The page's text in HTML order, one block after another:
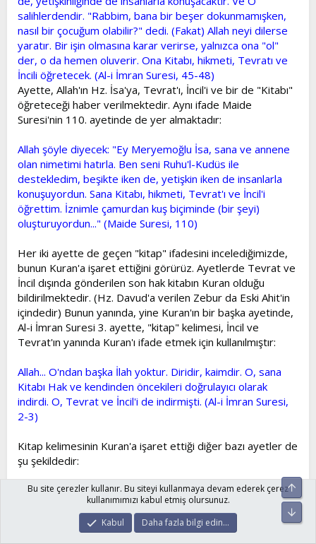
salihlerdendir. "Rabbim, bana bir beşer dokunmamışken,
nasıl bir çocuğum olabilir?" dedi. (Fakat) Allah neyi dilerse
yaratır. Bir işin olmasına karar verirse, yalnızca ona "ol"
der, o da hemen oluverir. Ona Kitabı, hikmeti, Tevratı ve
İncili öğretecek. (Al-i İmran Suresi, 45-48)
Ayette, Allah'ın Hz. İsa'ya, Tevrat'ı, İncil'i ve bir de "Kitabı"
öğreteceği haber verilmektedir. Aynı ifade Maide
Suresi'nin 110. ayetinde de yer almaktadır:
Allah şöyle diyecek: "Ey Meryemoğlu İsa, sana ve annene
olan nimetimi hatırla. Ben seni Ruhu'l-Kudüs ile
destekledim, beşikte iken de, yetişkin iken de insanlarla
konuşuyordun. Sana Kitabı, hikmeti, Tevrat'ı ve İncil'i
öğrettim. İznimle çamurdan kuş biçiminde (bir şeyi)
oluşturuyordun..." (Maide Suresi, 110)
Her iki ayette de geçen "kitap" ifadesini incelediğimizde,
bunun Kuran'a işaret ettiğini görürüz. Ayetlerde Tevrat ve
İncil dışında gönderilen son hak kitabın Kuran olduğu
bildirilmektedir. (Hz. Davud'a verilen Zebur da Eski Ahit'in
içindedir) Bunun yanında, yine Kuran'ın bir başka ayetinde,
Al-i İmran Suresi 3. ayette, "kitap" kelimesi, İncil ve
Tevrat'ın yanında Kuran'ı ifade etmek için kullanılmıştır:
Allah... O'ndan başka İlah yoktur. Diridir, kaimdir. O, sana
Kitabı Hak ve kendinden öncekileri doğrulayıcı olarak
indirdi. O, Tevrat ve İncil'i de indirmişti. (Al-i İmran Suresi,
2-3)
Kitap kelimesinin Kuran'a işaret ettiği diğer bazı ayetler de
şu şekildedir:
Allah Katından yanlarında olan (Tevrat)ı doğrulayan bir
Kitap geldiği zaman, -ki bundan önce inkar edenlere karşı
fetih istiyorlardı- işte bilip-tanıdıkları gelince, onu inkar
ettiler. Artık Allah'ın laneti kafirlerin üzerinedir. (Bakara
Bu site çerezler kullanır. Bu siteyi kullanmaya devam ederek çerez
kullanımımızı kabul etmiş olursunuz.
Kabul
Daha fazla bilgi edin…
Üst
Alt